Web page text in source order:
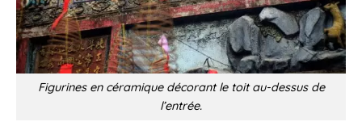
Figurines en céramique décorant le toit au-dessus de
l’entrée.